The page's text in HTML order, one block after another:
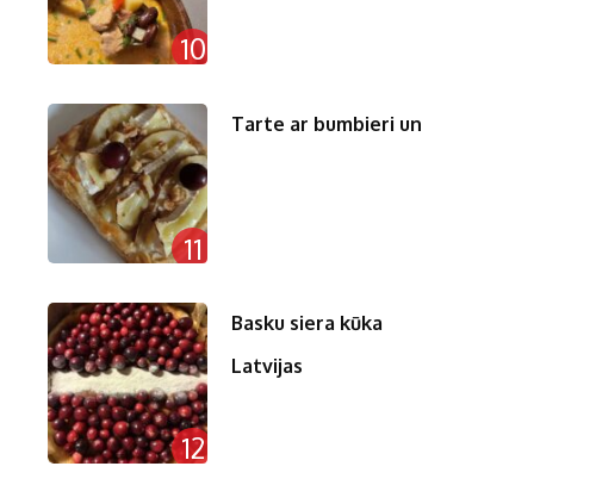
10
11
Tarte ar bumbieri un
12
Basku siera kūka
Latvijas